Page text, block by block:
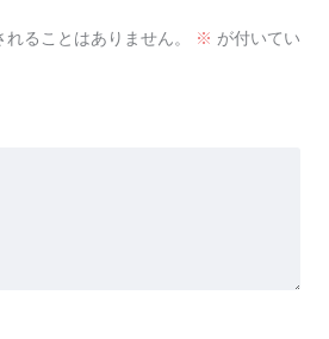
ることはありません。 ※ が付いてい